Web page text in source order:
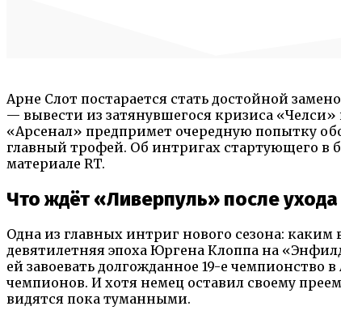
Арне Слот постарается стать достойной
— вывести из затянувшегося кризиса
«Арсенал» предпримет очередную попытку
главный трофей. Об интригах стартующего
материале RT.
Что ждёт «Ливерпуль» после
Одна из главных интриг нового сезона:
девятилетняя эпоха Юргена Клоппа на
ей завоевать долгожданное 19-е
чемпионов. И хотя немец оставил своему
видятся пока туманными.